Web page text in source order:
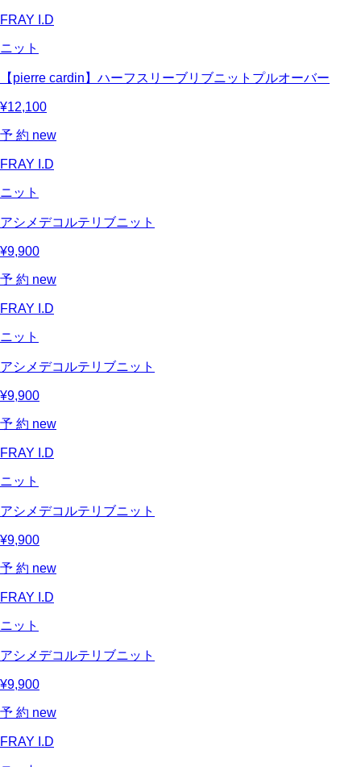
FRAY I.D
ニット
【pierre cardin】ハーフスリーブリブニットプルオーバー
¥12,100
予 約 new
FRAY I.D
ニット
アシメデコルテリブニット
¥9,900
予 約 new
FRAY I.D
ニット
アシメデコルテリブニット
¥9,900
予 約 new
FRAY I.D
ニット
アシメデコルテリブニット
¥9,900
予 約 new
FRAY I.D
ニット
アシメデコルテリブニット
¥9,900
予 約 new
FRAY I.D